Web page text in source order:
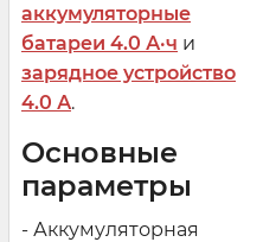
аккумуляторные
батареи 4.0 А·ч и
зарядное устройство
4.0 А.
Основные
параметры
- Аккумуляторная